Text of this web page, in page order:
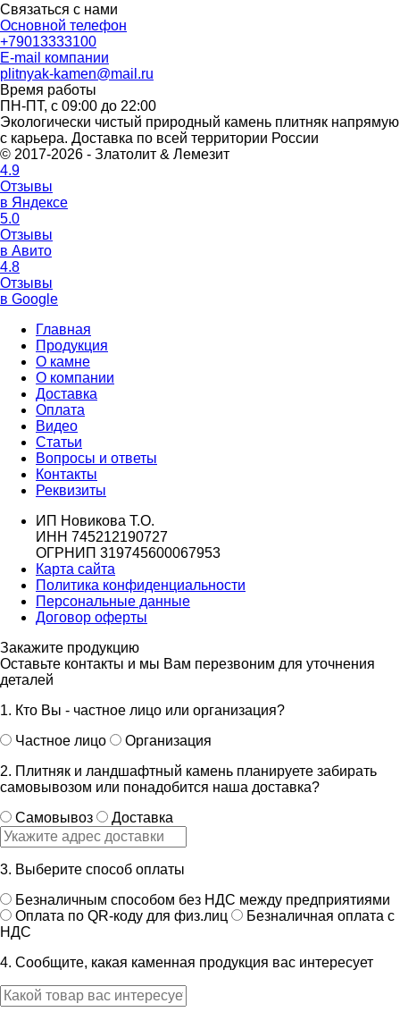
Связаться с нами
Основной телефон
+79013333100
E-mail компании
plitnyak-kamen@mail.ru
Время работы
ПН-ПТ, с 09:00 до 22:00
Экологически чистый природный камень плитняк напрямую
с карьера. Доставка по всей территории России
© 2017-2026 - Златолит & Лемезит
4.9
Отзывы
в Яндексе
5.0
Отзывы
в Авито
4.8
Отзывы
в Google
Главная
Продукция
О камне
О компании
Доставка
Оплата
Видео
Статьи
Вопросы и ответы
Контакты
Реквизиты
ИП Новикова Т.О.
ИНН 745212190727
ОГРНИП 319745600067953
Карта сайта
Политика конфиденциальности
Персональные данные
Договор оферты
Закажите продукцию
Оставьте контакты и мы Вам перезвоним для уточнения
деталей
1. Кто Вы - частное лицо или организация?
Частное лицо
Организация
2. Плитняк и ландшафтный камень планируете забирать
самовывозом или понадобится наша доставка?
Самовывоз
Доставка
3. Выберите способ оплаты
Безналичным способом без НДС между предприятиями
Оплата по QR-коду для физ.лиц
Безналичная оплата с
НДС
4. Сообщите, какая каменная продукция вас интересует